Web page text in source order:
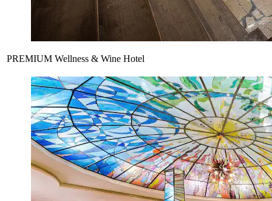
PREMIUM Wellness & Wine Hotel